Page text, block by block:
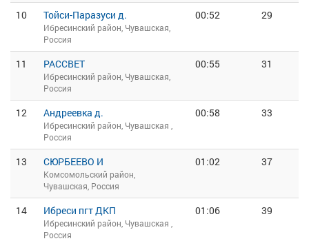
10 Тойси-Паразуси д.
Ибресинский район, Чувашская,
Россия
00:52 29
11 РАССВЕТ
Ибресинский район, Чувашская,
Россия
00:55 31
12 Андреевка д.
Ибресинский район, Чувашская ,
Россия
00:58 33
13 СЮРБЕЕВО И
Комсомольский район,
Чувашская, Россия
01:02 37
14 Ибреси пгт ДКП
Ибресинский район, Чувашская ,
Россия
01:06 39